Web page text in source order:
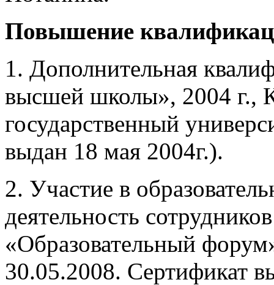
Повышение
1. Дополнительная
высшей школы», 2004 г.,
государственный
выдан 18 мая 2004г.).
2. Участие в
деятельность
«Образовательный
30.05.2008. Сертификат